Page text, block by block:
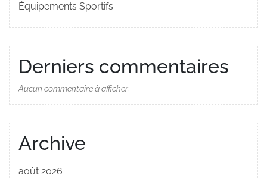
Équipements Sportifs
Derniers commentaires
Aucun commentaire à afficher.
Archive
août 2026